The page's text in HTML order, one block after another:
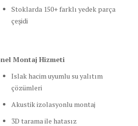
Stoklarda 150+ farklı yedek parça
çeşidi
Montaj Hizmeti
Islak hacim uyumlu su yalıtım
çözümleri
Akustik izolasyonlu montaj
3D tarama ile hatasız